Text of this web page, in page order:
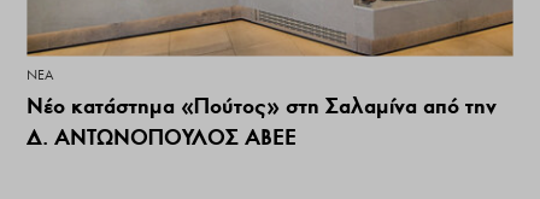
ΝΕΑ
Νέο κατάστημα «Πούτος» στη Σαλαμίνα από την
Δ. ΑΝΤΩΝΟΠΟΥΛΟΣ ΑΒΕΕ